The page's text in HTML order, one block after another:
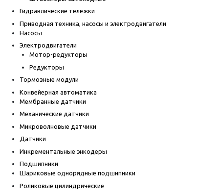
Гидравлические тележки
Приводная техника, насосы и электродвигатели
Насосы
Электродвигатели
Мотор-редукторы
Редукторы
Тормозные модули
Конвейерная автоматика
Мембранные датчики
Механические датчики
Микроволновые датчики
Датчики
Инкрементальные энкодеры
Подшипники
Шариковые однорядные подшипники
Роликовые цилиндрические